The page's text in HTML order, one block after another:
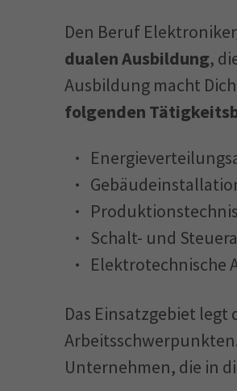
Den Beruf
dualen Ausbildung,
Ausbildung macht
folgenden
Schalt- und
Elektrotechnische
Das Einsatzgebiet legt
Unternehmen, die in